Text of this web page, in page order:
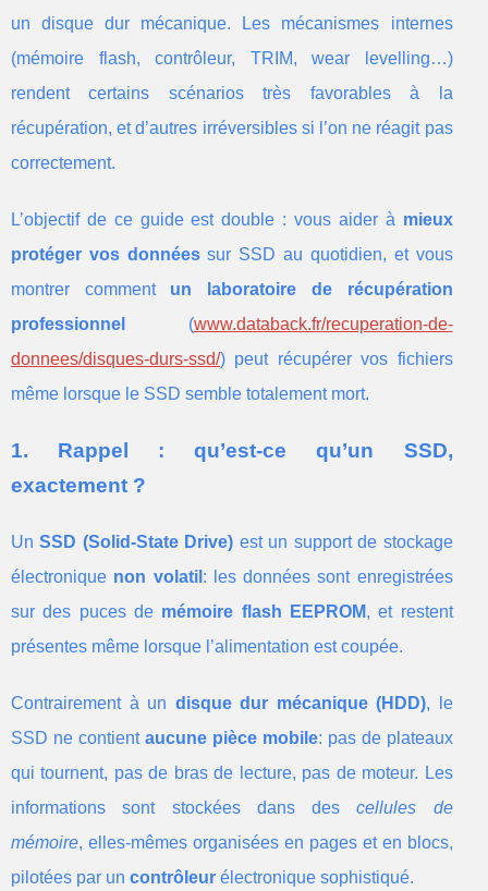
un disque dur mécanique. Les mécanismes internes
(mémoire flash, contrôleur, TRIM, wear levelling…)
rendent certains scénarios très favorables à la
récupération, et d’autres irréversibles si l’on ne réagit pas
correctement.
L’objectif de ce guide est double : vous aider à mieux
protéger vos donnéessur SSD au quotidien, et vous
montrer comment un laboratoire de récupération
professionnel
(www.databack.fr/recuperation-de-
donnees/disques-durs-ssd/) peut récupérer vos fichiers
même lorsque le SSD semble totalement mort.
1. Rappel : qu’est-ce qu’un SSD,
exactement ?
UnSSD (Solid-State Drive) est un support de stockage
électronique non volatil : les données sont enregistrées
sur des puces de mémoire flash EEPROM, et restent
présentes même lorsque l’alimentation est coupée.
Contrairement à un disque dur mécanique (HDD), le
SSD ne contient aucune pièce mobile: pas de plateaux
qui tournent, pas de bras de lecture, pas de moteur. Les
informations sont stockées dans descellules de
mémoire, elles-mêmes organisées en pages et en blocs,
pilotées par un contrôleur électronique sophistiqué.